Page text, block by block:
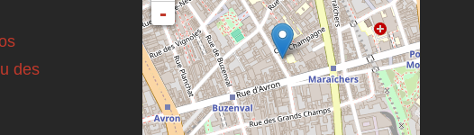
des
-